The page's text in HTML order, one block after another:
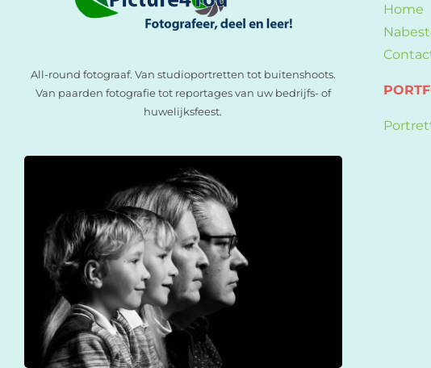
All-round fotograaf. Van studioportretten tot buitenshoots.
Van paarden fotografie tot reportages van uw bedrijfs- of
huwelijksfeest.
Home